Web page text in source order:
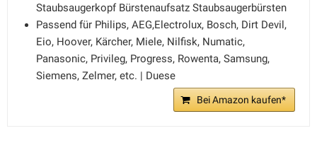
Staubsaugerkopf Bürstenaufsatz Staubsaugerbürsten
Passend für Philips, AEG,Electrolux, Bosch, Dirt Devil,
Eio, Hoover, Kärcher, Miele, Nilfisk, Numatic,
Panasonic, Privileg, Progress, Rowenta, Samsung,
Siemens, Zelmer, etc. | Duese
Bei Amazon kaufen*